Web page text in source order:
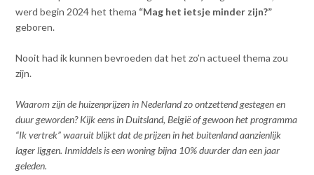
werd begin 2024 het thema “Mag het ietsje minder zijn?”
geboren.
Nooit had ik kunnen bevroeden dat het zo’n actueel thema zou
zijn.
Waarom zijn de huizenprijzen in Nederland zo ontzettend gestegen en
duur geworden? Kijk eens in Duitsland, België of gewoon het programma
“Ik vertrek” waaruit blijkt dat de prijzen in het buitenland aanzienlijk
lager liggen. Inmiddels is een woning bijna 10% duurder dan een jaar
geleden.